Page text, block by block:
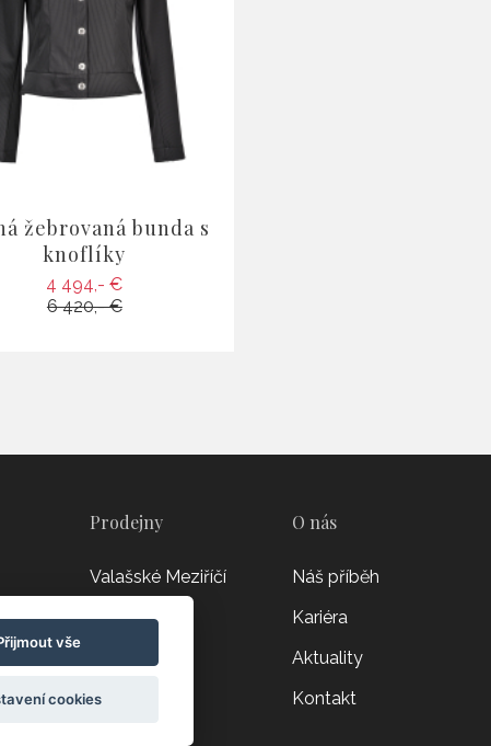
žebrovaná bunda s
knoflíky
4 494,- €
6 420,- €
Prodejny
Valašské Meziříčí
Olomouc
O nás
Náš příběh
Kariéra
Aktuality
Kontakt
vše
cookies